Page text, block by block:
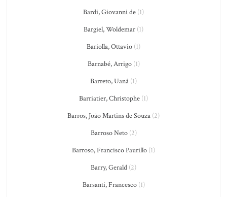
Bardi, Giovanni de (1)
Bargiel, Woldemar (1)
Bariolla, Ottavio (1)
Barnabé, Arrigo(1)
Barreto, Uaná (1)
Barriatier, Christophe (1)
Barros, João Martins de Souza (2)
Barroso Neto(2)
Barroso, Francisco Paurillo (1)
Barry, Gerald (2)
Barsanti, Francesco(1)